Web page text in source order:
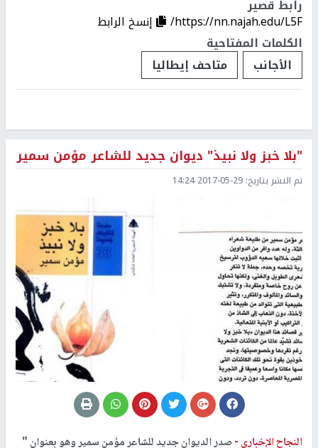
رابط قصير
https://nn.najah.edu/L5F/
إنسخ الرابط
الكلمات المفتاحية
الأجانب
متاحف إيطاليا
"بلا خبز ولا نبيذ" ديوان جديد للشاعر مؤمن سمير
تم النشر بتاريخ: 2017-05-29 14:24
النجاح الإخباري -صدر الديوان جديد للشاعر مؤمن سمير وهو بعنوان "